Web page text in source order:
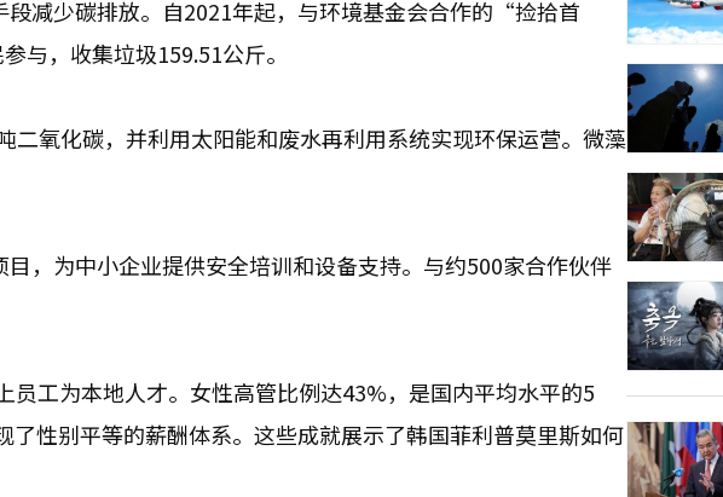
减少碳排放。自2021年起，与环境基金会合作的“捡拾首
与，收集垃圾159.51公斤。
二氧化碳，并利用太阳能和废水再利用系统实现环保运营。微藻
，为中小企业提供安全培训和设备支持。与约500家合作伙伴
工为本地人才。女性高管比例达43%，是国内平均水平的5
性别平等的薪酬体系。这些成就展示了韩国菲利普莫里斯如何